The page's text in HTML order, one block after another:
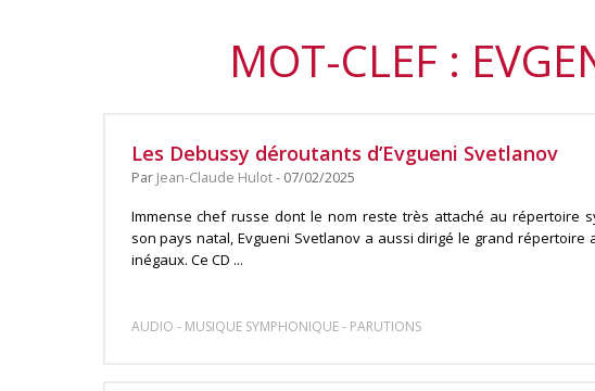
MOT-CLEF :
Les Debussy déroutants d’Evgueni Svetlanov
Par Jean-Claude Hulot- 07/02/2025
Immense chef russe dont le nom reste très attaché au répertoire
son pays natal, Evgueni Svetlanov a aussi dirigé le grand répertoire
inégaux. Ce CD ...
AUDIO - MUSIQUE SYMPHONIQUE- PARUTIONS